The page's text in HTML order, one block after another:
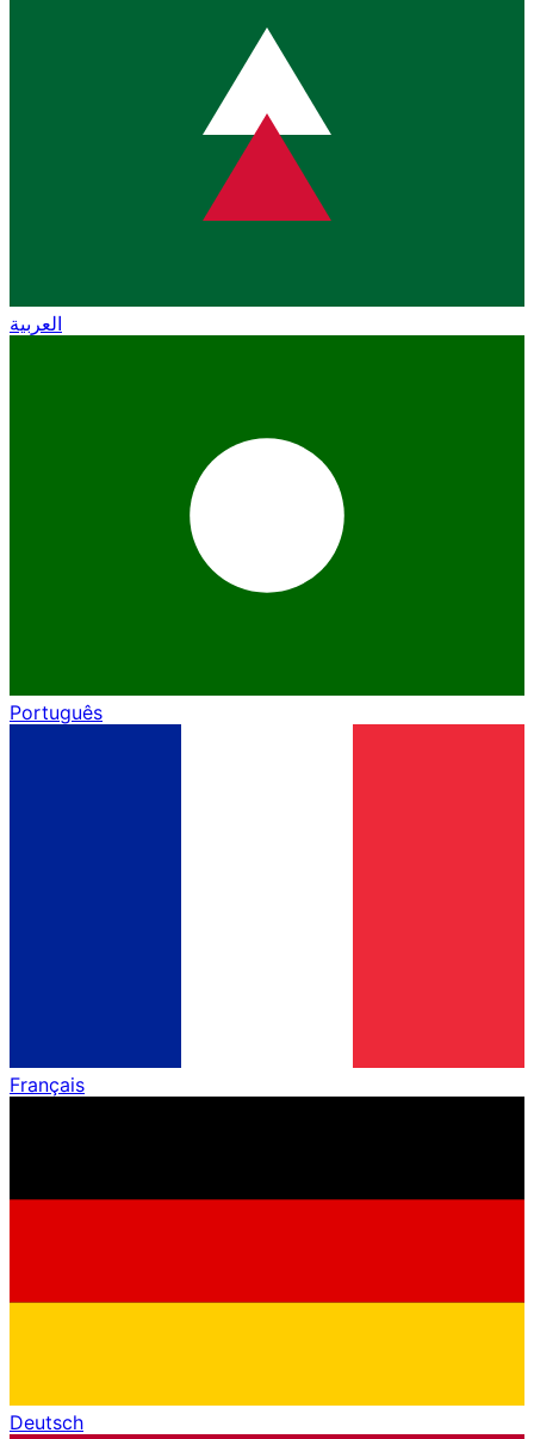
العربية
Português
Français
Deutsch